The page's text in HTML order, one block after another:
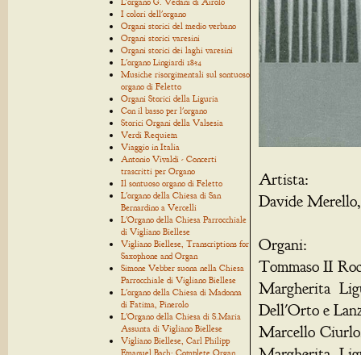
I colori dell'organo
Organi storici del medio verbano
Organi storici varesini
Organi storici dei laghi varesini
L'organo Lingiardi 1854
Musiche risorgimentali sul sontuoso
organo di Feletto
Organi Storici della Liguria
Con il basso per l'organo
Storici Organi della Valsesia
Verdi Requiem
Viaggio in Italia
Antonio Vivaldi - Concerti
trascritti per Organo
Il sontuoso organo di Feletto
L'organo della Chiesa di San
Bernardino a Vercelli
L'Organo della Chiesa Parrocchiale
di Vigliano Biellese
Vigliano Biellese, Transcriptions for
Saxophone and Organ
Simone Vebber suona nella Chiesa
Parrocchiale di Vigliano Biellese
L'organo della Chiesa di Madonna
di Fatima, Pinerolo
L'Organo della Chiesa di S.Maria
Assunta di Vigliano Biellese
Vigliano Biellese, Carl Philipp
Emanuel Bach: Complete Organ
Artista:
Davide
Organi:
Tommaso II
Margherita
Dell'Orto e
Marcello